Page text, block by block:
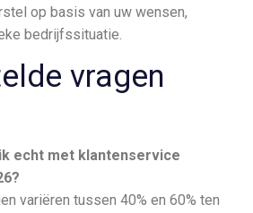
op basis van uw wensen,
bedrijfssituatie.
vragen
echt met klantenservice
variëren tussen 40% en 60% ten